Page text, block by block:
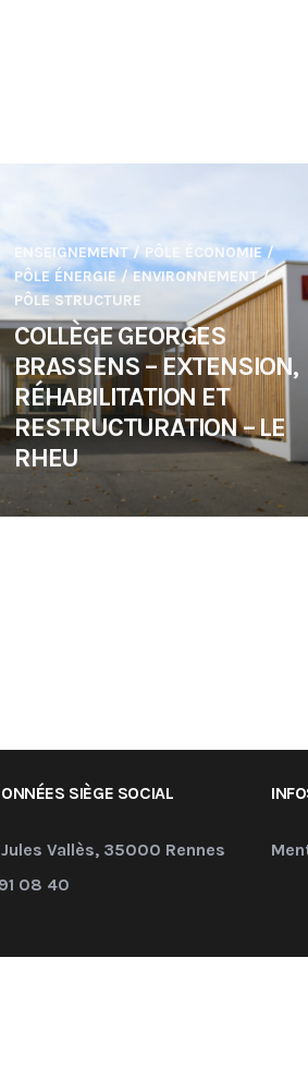
ENSEIGNEMENT/ PÔLE ÉCONOMIE/
PÔLE ÉNERGIE / ENVIRONNEMENT/
PÔLE STRUCTURE
COLLÈGE GEORGES
BRASSENS – EXTENSION,
RÉHABILITATION ET
RESTRUCTURATION – LE
RHEU
SIÈGE SOCIAL
Vallès, 35000 Rennes
08 40